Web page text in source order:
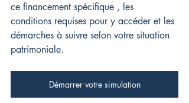
ce financement spécifique , les
conditions requises pour y accéder et les
démarches à suivre selon votre situation
patrimoniale.
Démarrer votre simulation